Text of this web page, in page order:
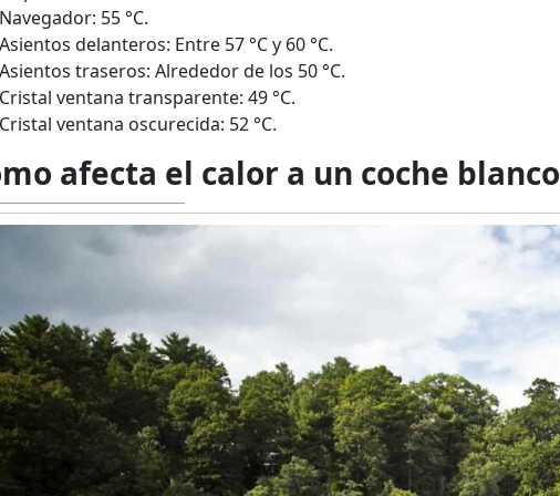
Navegador: 55 °C.
Asientos delanteros: Entre 57 °C y 60 °C.
Asientos traseros: Alrededor de los 50 °C.
Cristal ventana transparente: 49 °C.
Cristal ventana oscurecida: 52 °C.
afecta el calor a un coche blanco